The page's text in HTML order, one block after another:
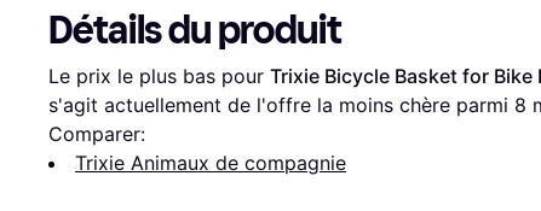
Détails du produit
Le prix le plus bas pour Trixie Bicycle Basket for
s'agit actuellement de l'offre la moins chère parmi 8
Comparer:
Trixie Animaux de compagnie